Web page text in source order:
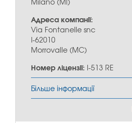
Адреса компанії:
Via Fontanelle snc
I-62010
Morrovalle (MC)
Номер ліцензії: I-513 RE
Більше інформації